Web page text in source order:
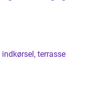
terrasse